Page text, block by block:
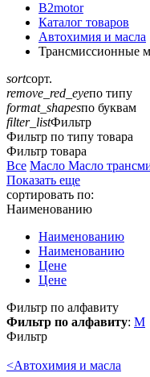
B2motor
Каталог товаров
Автохимия и масла
Трансмиссионные
sortсорт.
remove_red_eyeпо типу
format_shapesпо буквам
filter_listФильтр
Фильтр по типу товара
Фильтр товара
Все Масло Масло
Показать еще
сортировать по:
Наименованию
Наименованию
Наименованию
Цене
Цене
Фильтр по алфавиту
Фильтр по алфавиту: М
Фильтр
<Автохимия и масла